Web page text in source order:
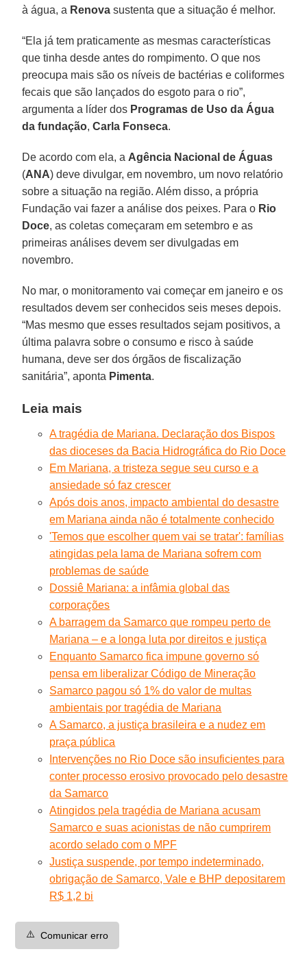
à água, a Renova sustenta que a situação é melhor.
“Ela já tem praticamente as mesmas características
que tinha desde antes do rompimento. O que nos
preocupa mais são os níveis de bactérias e coliformes
fecais que são lançados do esgoto para o rio”,
argumenta a líder dos Programas de Uso da Água
da fundação,Carla Fonseca.
De acordo com ela, a Agência Nacional de Águas
(ANA) deve divulgar, em novembro, um novo relatório
sobre a situação na região. Além disso, a própria
Fundação vai fazer a análise dos peixes. Para o Rio
Doce, as coletas começaram em setembro e as
primeiras análises devem ser divulgadas em
novembro.
No mar, o monitoramento vai começar em janeiro e os
resultados devem ser conhecidos seis meses depois.
“Mas mesmo que esses resultados sejam positivos, a
última palavra sobre o consumo e risco à saúde
humana, deve ser dos órgãos de fiscalização
sanitária”, aponta Pimenta.
Leia mais
A tragédia de Mariana. Declaração dos Bispos
das dioceses da Bacia Hidrográfica do Rio Doce
Em Mariana, a tristeza segue seu curso e a
ansiedade só faz crescer
Após dois anos, impacto ambiental do desastre
em Mariana ainda não é totalmente conhecido
'Temos que escolher quem vai se tratar': famílias
atingidas pela lama de Mariana sofrem com
problemas de saúde
Dossiê Mariana: a infâmia global das
corporações
A barragem da Samarco que rompeu perto de
Mariana – e a longa luta por direitos e justiça
Enquanto Samarco fica impune governo só
pensa em liberalizar Código de Mineração
Samarco pagou só 1% do valor de multas
ambientais por tragédia de Mariana
A Samarco, a justiça brasileira e a nudez em
praça pública
Intervenções no Rio Doce são insuficientes para
conter processo erosivo provocado pelo desastre
da Samarco
Atingidos pela tragédia de Mariana acusam
Samarco e suas acionistas de não cumprirem
acordo selado com o MPF
Justiça suspende, por tempo indeterminado,
obrigação de Samarco, Vale e BHP depositarem
R$ 1,2 bi
⚠️ Comunicar erro